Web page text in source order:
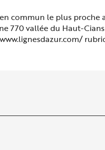
commun le plus proche
770 vallée du Haut-